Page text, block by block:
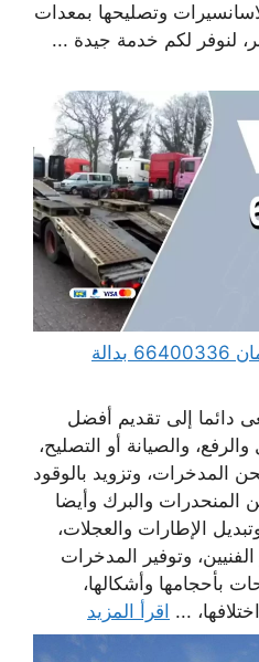
وتصليحها بمعدات
لنوفر لكم خدمة جيدة ...
ونش كرين سطحة ام الهيمان 66400336 بدالة
دائما إلى تقديم أفضل
والصيانة أو التصليح،
المدخرات، وتزويد بالوقود
المنحدرات والبرك وأيضا
الإطارات والعجلات،
وتوفير المدخرات
بأحجامها وأشكالها،
... اقرأ المزيد